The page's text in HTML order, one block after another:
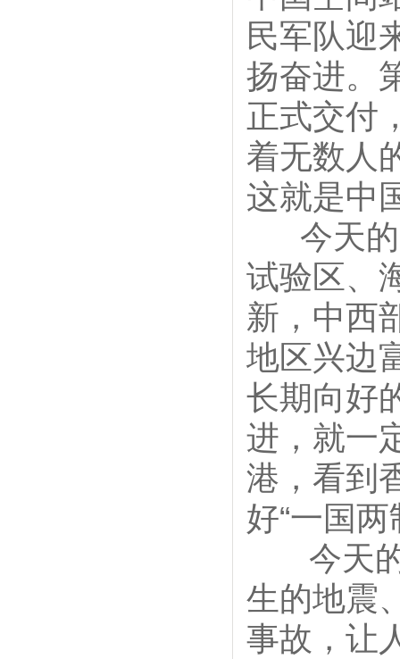
民军队迎
扬奋进。
正式交付
着无数人
这就是中
今天的
试验区、
新，中西
地区兴边
长期向好
进，就一
港，看到
好“一国
今天的
生的地震
事故，让